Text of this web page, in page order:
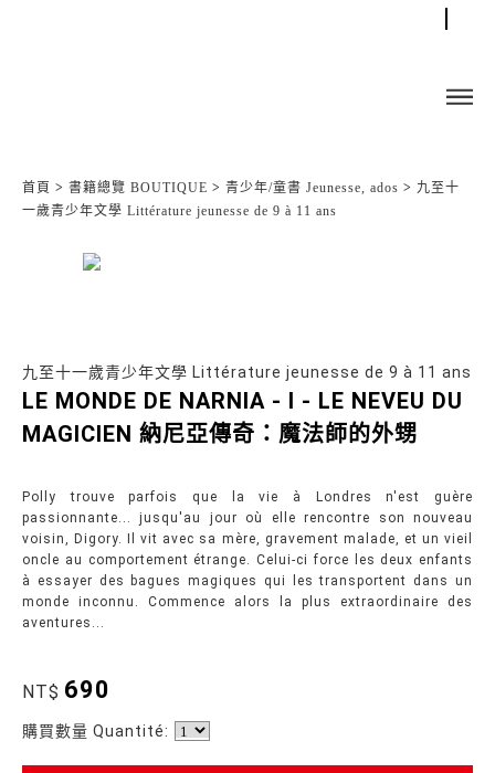
首頁 > 書籍總覽 BOUTIQUE > 青少年/童書 Jeunesse, ados > 九至十
一歲青少年文學 Littérature jeunesse de 9 à 11 ans
九至十一歲青少年文學 Littérature jeunesse de 9 à 11 ans
LE MONDE DE NARNIA - I - LE NEVEU DU
MAGICIEN 納尼亞傳奇：魔法師的外甥
Polly trouve parfois que la vie à Londres n'est guère
passionnante... jusqu'au jour où elle rencontre son nouveau
voisin, Digory. Il vit avec sa mère, gravement malade, et un vieil
oncle au comportement étrange. Celui-ci force les deux enfants
à essayer des bagues magiques qui les transportent dans un
monde inconnu. Commence alors la plus extraordinaire des
aventures...
NT$ 690
購買數量 Quantité: